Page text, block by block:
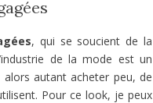
, qui se soucient de la
de la mode est un
alors autant acheter peu, de
Pour ce look, je peux